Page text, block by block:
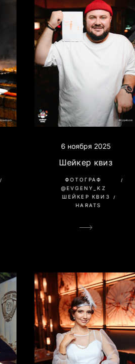
6 ноября 2025
Шейкер квиз
ФОТОГРАФ
@EVGENY_KZ
ШЕЙКЕР КВИЗ
HARATS